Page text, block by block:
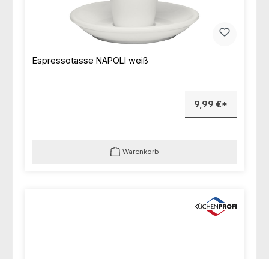
Espressotasse NAPOLI weiß
9,99 €*
Warenkorb